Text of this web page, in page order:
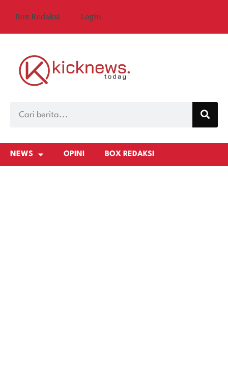
Box Redaksi Login
NEWS OPINI BOX REDAKSI